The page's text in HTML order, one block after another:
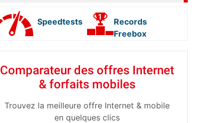
Speedtests
Records
Freebox
Comparateur des offres Internet
& forfaits mobiles
Trouvez la meilleure offre Internet & mobile
en quelques clics